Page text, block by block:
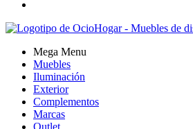
Mega Menu
Muebles
Iluminación
Exterior
Complementos
Marcas
Outlet